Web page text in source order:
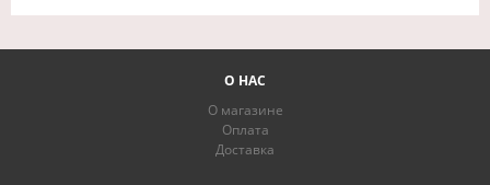
О НАС
О магазине
Оплата
Доставка